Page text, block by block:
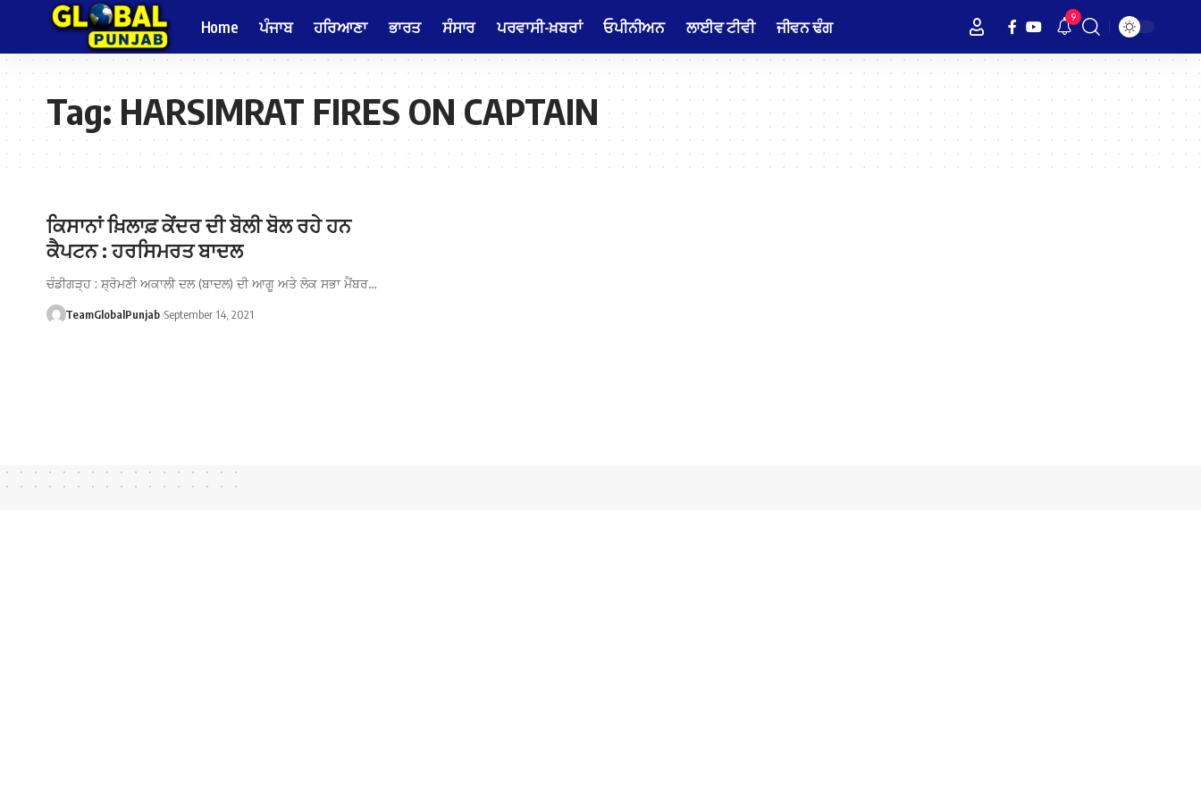
Home ਪੰਜਾਬ ਹਰਿਆਣਾ ਭਾਰਤ ਸੰਸਾਰ ਪਰਵਾਸੀ-ਖ਼ਬਰਾਂ ਓਪੀਨੀਅਨ ਲਾਈਵ ਟੀਵੀ ਜੀਵਨ ਢੰਗ 9
Tag:HARSIMRAT FIRES ON CAPTAIN
ਕਿਸਾਨਾਂ ਖ਼ਿਲਾਫ਼ ਕੇਂਦਰ ਦੀ ਬੋਲੀ ਬੋਲ ਰਹੇ ਹਨ
ਕੈਪਟਨ : ਹਰਸਿਮਰਤ ਬਾਦਲ
ਚੰਡੀਗੜ੍ਹ : ਸ਼੍ਰੋਮਣੀ ਅਕਾਲੀ ਦਲ (ਬਾਦਲ) ਦੀ ਆਗੂ ਅਤੇ ਲੋਕ ਸਭਾ ਮੈਂਬਰ…
TeamGlobalPunjab September 14, 2021